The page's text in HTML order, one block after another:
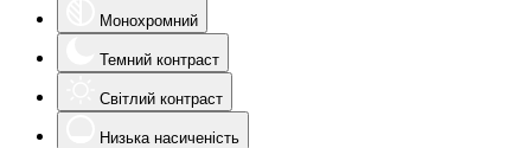
Монохромний
Темний контраст
Світлий контраст
Низька насиченість